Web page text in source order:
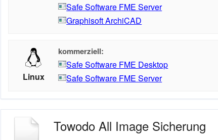
Safe Software FME Server
Graphisoft ArchiCAD
Linux
kommerziell:
Safe Software FME Desktop
Safe Software FME Server
Towodo All Image Sicherung